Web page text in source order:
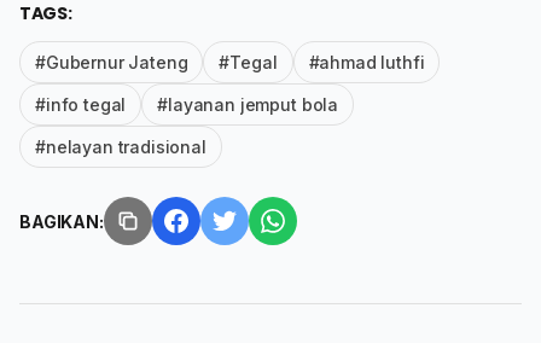
TAGS:
#Gubernur Jateng #Tegal #ahmad luthfi
#info tegal #layanan jemput bola
#nelayan tradisional
BAGIKAN: